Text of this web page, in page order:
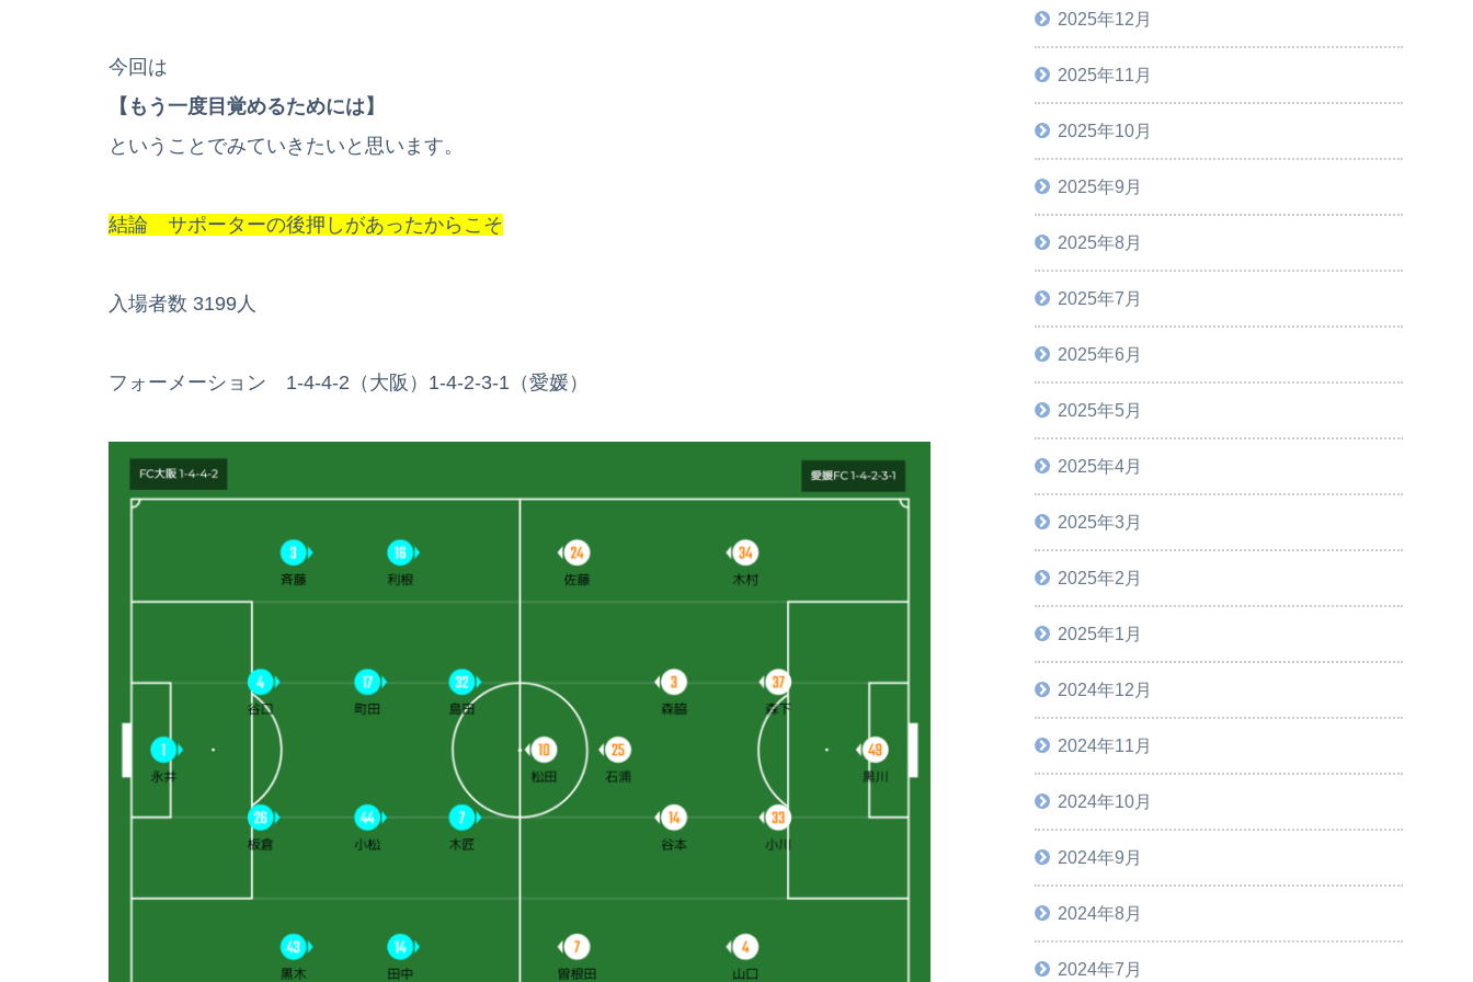
今回は
【もう一度目覚めるためには】
ということでみていきたいと思います。
結論 サポーターの後押しがあったからこそ
入場者数 3199人
フォーメーション 1-4-4-2（大阪）1-4-2-3-1（愛媛）
2025年12月
2025年11月
2025年10月
2025年9月
2025年8月
2025年7月
2025年6月
2025年5月
2025年4月
2025年3月
2025年2月
2025年1月
2024年12月
2024年11月
2024年10月
2024年9月
2024年8月
2024年7月